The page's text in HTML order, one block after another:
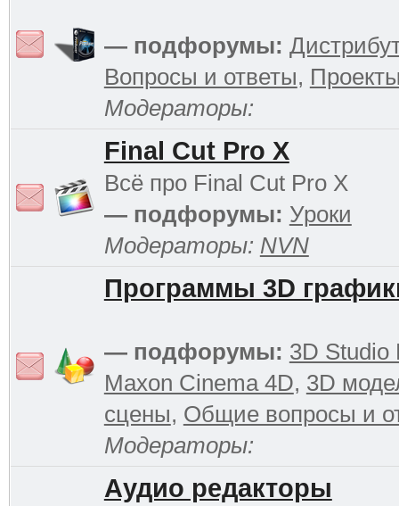
— подфорумы:
Вопросы и ответы,
Модераторы:
Final Cut Pro X
Всё про Final Cut Pro X
— подфорумы: Уроки
Модераторы: NVN
Программы 3D
— подфорумы: 3D Studio
Maxon Cinema 4D, 3D
сцены, Общие вопросы и
Модераторы:
Аудио редакторы